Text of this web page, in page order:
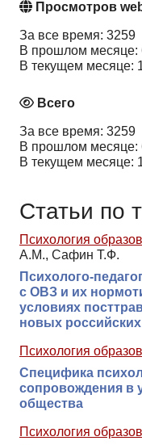
Просмотров
За все время: 3259
В прошлом месяце:
В текущем месяце:
Всего
За все время: 3259
В прошлом месяце:
В текущем месяце:
Статьи по
Психология
А.М., Сафин Т.Ф.
Психолого-
с ОВЗ и их
условиях
новых
Психология
Специфика
сопровождения в
общества
Психология